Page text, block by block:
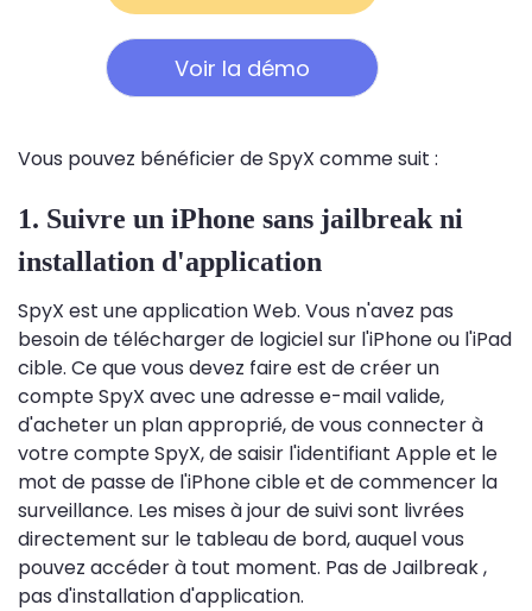
Voir la démo
Vous pouvez bénéficier de SpyX comme suit :
1. Suivre un iPhone sans jailbreak ni
installation d'application
SpyX est une application Web. Vous n'avez pas
besoin de télécharger de logiciel sur l'iPhone ou l'iPad
cible. Ce que vous devez faire est de créer un
compte SpyX avec une adresse e-mail valide,
d'acheter un plan approprié, de vous connecter à
votre compte SpyX, de saisir l'identifiant Apple et le
mot de passe de l'iPhone cible et de commencer la
surveillance. Les mises à jour de suivi sont livrées
directement sur le tableau de bord, auquel vous
pouvez accéder à tout moment. Pas de Jailbreak ,
pas d'installation d'application.